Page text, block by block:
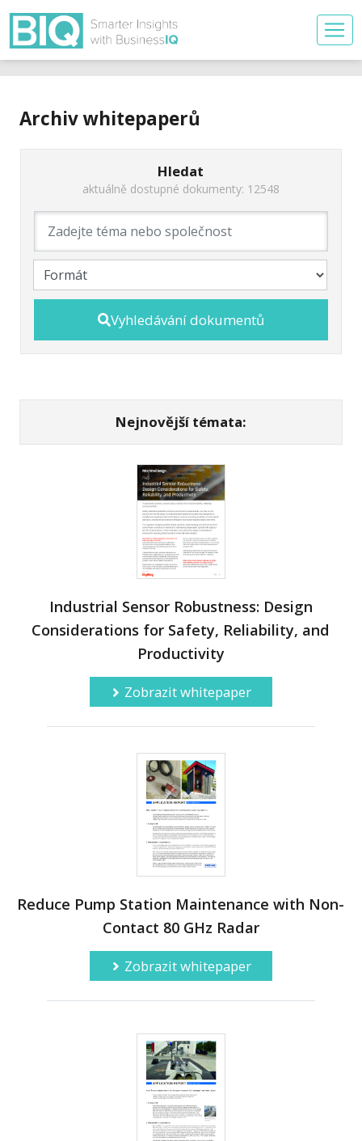
Archiv whitepaperů
Hledat
aktuálně dostupné dokumenty: 12548
Vyhledávání dokumentů
Nejnovější témata:
Industrial Sensor Robustness: Design
Considerations for Safety, Reliability, and
Productivity
Zobrazit whitepaper
Reduce Pump Station Maintenance with Non-
Contact 80 GHz Radar
Zobrazit whitepaper